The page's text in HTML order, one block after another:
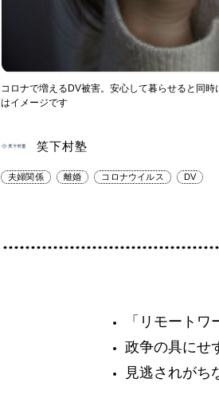
コロナで増えるDV被害。安心して暮らせると同
はイメージです
笑下村塾
夫婦関係 離婚 コロナウイルス DV
「リモート
政争の具にせ
見逃されがち